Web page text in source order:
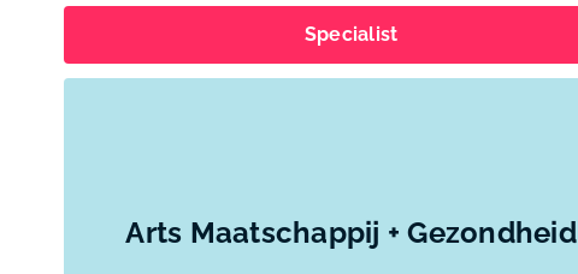
Specialist
Arts Maatschappij + Gezondheid